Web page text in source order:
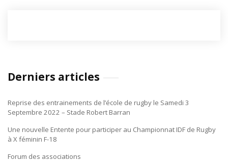
Derniers articles
Reprise des entrainements de l’école de rugby le Samedi 3
Septembre 2022 – Stade Robert Barran
Une nouvelle Entente pour participer au Championnat IDF de Rugby
à X féminin F-18
Forum des associations